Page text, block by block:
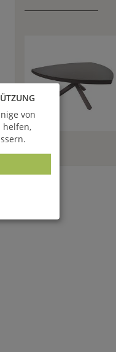
von
helfen,